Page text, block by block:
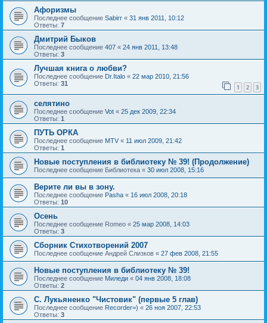
Афоризмы
Последнее сообщение Sabirr « 31 янв 2011, 10:12
Ответы: 7
Дмитрий Быков
Последнее сообщение 407 « 24 янв 2011, 13:48
Ответы: 3
Лучшая книга о любви?
Последнее сообщение Dr.Italo « 22 мар 2010, 21:56
Ответы: 31 1 2 3
селятино
Последнее сообщение Vot « 25 дек 2009, 22:34
Ответы: 1
ПУТЬ ОРКА
Последнее сообщение MTV « 11 июл 2009, 21:42
Ответы: 1
Новые поступления в библиотеку № 39! (Продолжение)
Последнее сообщение Библиотека « 30 июл 2008, 15:16
Верите ли вы в зону.
Последнее сообщение Pasha « 16 июл 2008, 20:18
Ответы: 10
Осень
Последнее сообщение Romeo « 25 мар 2008, 14:03
Ответы: 3
Сборник Стихотворений 2007
Последнее сообщение Андрей Слизков « 27 фев 2008, 21:55
Новые поступления в библиотеку № 39!
Последнее сообщение Миледи « 04 янв 2008, 18:08
Ответы: 2
С. Лукьяненко "Чистовик" (первые 5 глав)
Последнее сообщение Recorder=) « 26 ноя 2007, 22:53
Ответы: 3